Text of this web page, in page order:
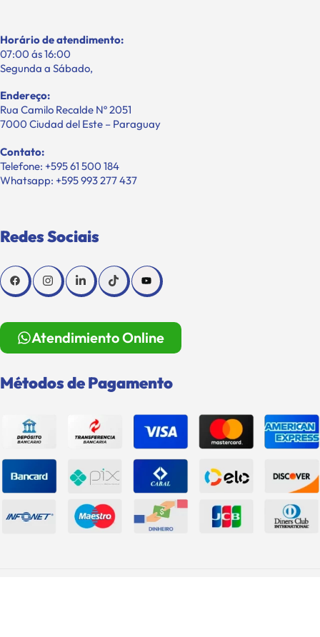
Horário de atendimento:
07:00 ás 16:00
Segunda a Sábado,
Endereço:
Rua Camilo Recalde Nº 2051
7000 Ciudad del Este – Paraguay
Contato:
Telefone: +595 61 500 184
Whatsapp: +595 993 277 437
Redes Sociais
Atendimiento Online
Métodos de Pagamento